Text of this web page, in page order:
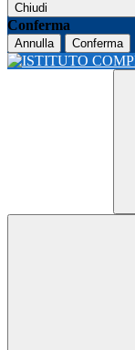
Chiudi
Conferma
Annulla Conferma